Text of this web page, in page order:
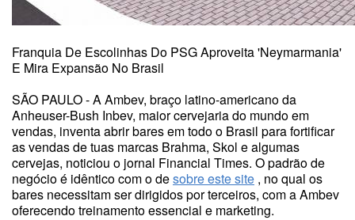
Franquia De Escolinhas Do PSG Aproveita 'Neymarmania'
E Mira Expansão No Brasil
SÃO PAULO - A Ambev, braço latino-americano da
Anheuser-Bush Inbev, maior cervejaria do mundo em
vendas, inventa abrir bares em todo o Brasil para fortificar
as vendas de tuas marcas Brahma, Skol e algumas
cervejas, noticiou o jornal Financial Times. O padrão de
negócio é idêntico com o desobre este site , no qual os
bares necessitam ser dirigidos por terceiros, com a Ambev
oferecendo treinamento essencial e marketing.